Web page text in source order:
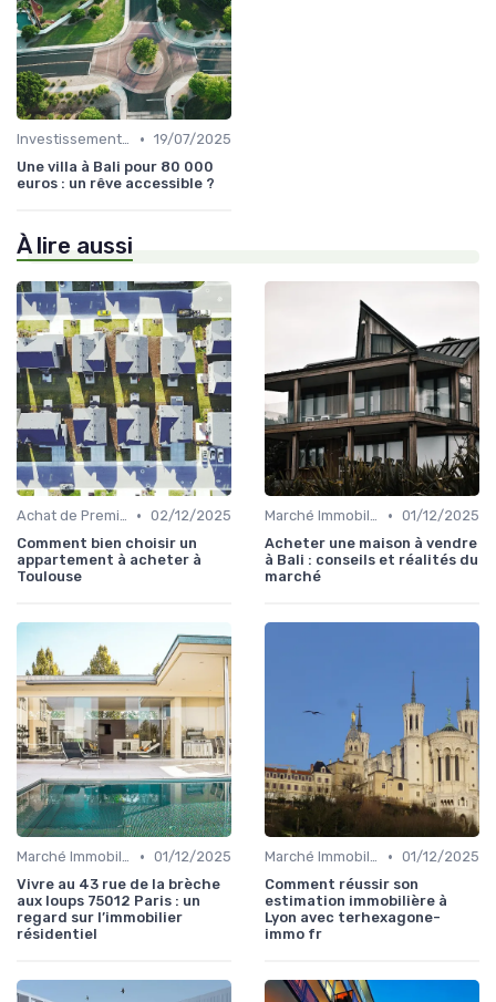
Investissement dans l'Immobilier Secondaire • 19/07/2025
Une villa à Bali pour 80 000
euros : un rêve accessible ?
À lire aussi
Achat de Première Maison • 02/12/2025
Comment bien choisir un
appartement à acheter à
Toulouse
Marché Immobilier et Prix • 01/12/2025
Acheter une maison à vendre
à Bali : conseils et réalités du
marché
Marché Immobilier et Prix • 01/12/2025
Vivre au 43 rue de la brèche
aux loups 75012 Paris : un
regard sur l’immobilier
résidentiel
Marché Immobilier et Prix • 01/12/2025
Comment réussir son
estimation immobilière à
Lyon avec terhexagone-
immo fr